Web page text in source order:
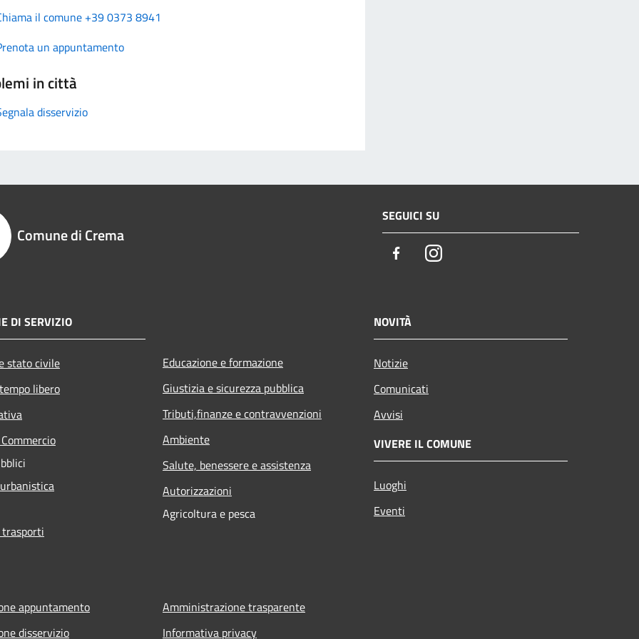
il comune +39 0373 8941
un appuntamento
in città
disservizio
Comune di Crema
SEGUICI SU
FacebookInstagram
DI SERVIZIO
stato civile
libero
Educazione e formazione
Giustizia e sicurezza pubblica
Tributi,finanze e contravvenzioni
Ambiente
Salute, benessere e assistenza
Autorizzazioni
Agricoltura e pesca
NOVITÀ
Notizie
Comunicati
Avvisi
VIVERE IL COMUNE
Luoghi
Eventi
appuntamento
disservizio
Amministrazione trasparente
Informativa privacy